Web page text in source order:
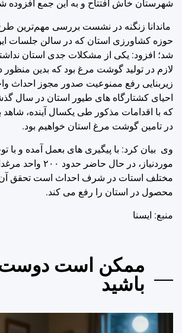
شهرستان خاش افتتاح و به این جمع افزوده
ماندانا زنگنه در نشست بررسی مهم‌ترین
حوزه کشاورزی استان که در سالن جلسات
شد؛ افزود: یکی از مشکلات جدی استان
لازم در تولید گوشت مرغ بود که بدین منظور
زیربنایی رفع ممنوعیت صدور مجوز احداث
احیای کشتارگاه های طیور استان در سال
که با اقدامات مذکور طی یکسال آینده، شاهد
در تامین گوشت مرغ استان خواهیم بود.
وی بیان کرد: با پیگیری های بعمل آمده و با
موردنیاز، در حال
مختلف استات در شرف احداث است تحقق آن
محصول در استان را رفع می کند.
منبع: ايسنا
ممکن است دوست
باشید